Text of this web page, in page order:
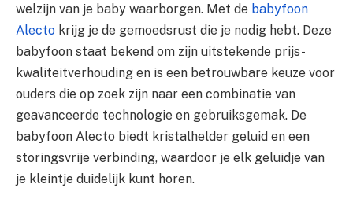
welzijn van je baby waarborgen. Met de babyfoon
Alecto krijg je de gemoedsrust die je nodig hebt. Deze
babyfoon staat bekend om zijn uitstekende prijs-
kwaliteitverhouding en is een betrouwbare keuze voor
ouders die op zoek zijn naar een combinatie van
geavanceerde technologie en gebruiksgemak. De
babyfoon Alecto biedt kristalhelder geluid en een
storingsvrije verbinding, waardoor je elk geluidje van
je kleintje duidelijk kunt horen.